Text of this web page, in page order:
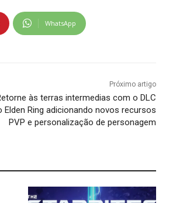
WhatsApp
Próximo artigo
às terras intermedias com o DLC
Elden Ring adicionando novos recursos
PVP e personalização de personagem